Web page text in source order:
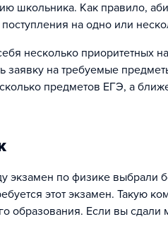
школьника. Как правило,
на одно или
несколько приоритетных
заявку на требуемые
предметов ЕГЭ, а
по физике выбрали
этот экзамен. Такую
образования. Если вы сдали